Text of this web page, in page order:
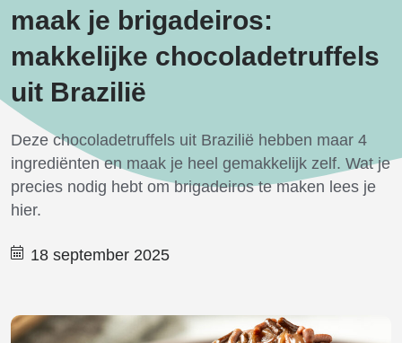
maak je brigadeiros:
makkelijke chocoladetruffels
uit Brazilië
Deze chocoladetruffels uit Brazilië hebben maar 4
ingrediënten en maak je heel gemakkelijk zelf. Wat je
precies nodig hebt om brigadeiros te maken lees je
hier.
18 september 2025